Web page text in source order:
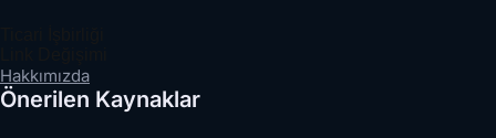
Hakkımızda
Önerilen Kaynaklar